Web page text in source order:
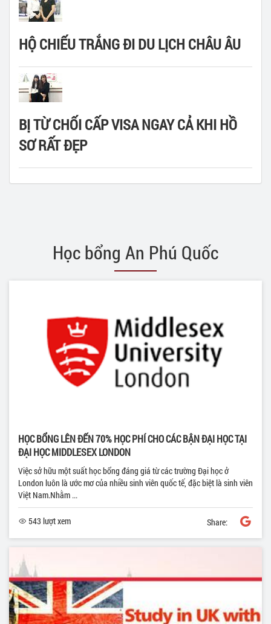
HỘ CHIẾU TRẮNG ĐI DU LỊCH CHÂU ÂU
BỊ TỪ CHỐI CẤP VISA NGAY CẢ KHI HỒ
SƠ RẤT ĐẸP
Học bổng An Phú Quốc
HỌC BỔNG LÊN ĐẾN 70% HỌC PHÍ CHO CÁC BẬN ĐẠI HỌC TẠI
ĐẠI HỌC MIDDLESEX LONDON
Việc sở hữu một suất học bổng đáng giá từ các trường Đại học ở
London luôn là ước mơ của nhiều sinh viên quốc tế, đặc biệt là sinh viên
Việt Nam.Nhằm ...
543 lượt xem Share: